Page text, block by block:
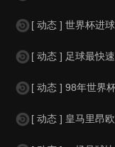
[ 动态 ] 世界杯进球最多
[ 动态 ] 足球最快速度,足
[ 动态 ] 98年世界杯
[ 动态 ] 皇马里昂欧冠